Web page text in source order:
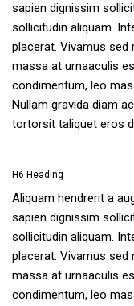
sapien dignissim
sollicitudin aliquam.
placerat. Vivamus sed
massa at urnaaculis
condimentum, leo
Nullam gravida diam
tortorsit taliquet eros
H6 Heading
Aliquam hendrerit a
sapien dignissim
sollicitudin aliquam.
placerat. Vivamus sed
massa at urnaaculis
condimentum, leo